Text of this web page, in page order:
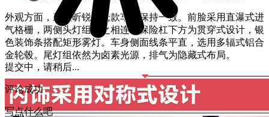
外观方面，新款昕锐与老款车型保持一致。前脸采用直瀑式进
气格栅，两侧头灯组与之相连。保险杠下方为贯穿式设计，银
色装饰条搭配矩形雾灯。车身侧面线条平直，选用多辐式铝合
金轮毂。尾灯组依然为卤素光源，排气为隐藏式布局。
提交中，请稍后...
评论成功
写点什么吧